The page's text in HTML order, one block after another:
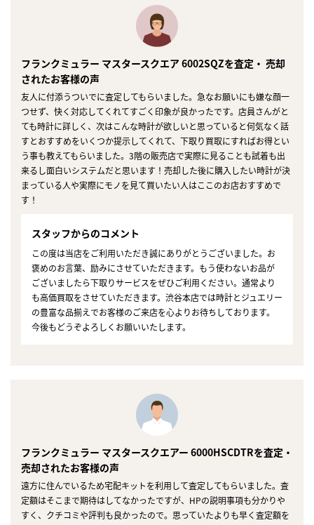
フランクミュラー マスタースクエア 6002SQZを査定・ 売却
されたお客様の声
友人に付添うついでに査定してもらいました。急なお願いにも嫌な顔一
つせず、快く対応してくれてすごく印象が良かったです。店員さんがと
ても時計に詳しく、次はこんな時計が欲しいと思っていると何気なく話
すとおすすめをいくつか提示してくれて、下取り買取にすればお得とい
う事も教えてもらいました。3階の販売店で実際に見ることも試着も出
来るし面白いシステムだと思います！売却した後に購入したい時計が決
まっている人や実際にモノを見て買いたい人はここのお店おすすめで
す！
スタッフからのコメント
この度は当店をご利用いただき誠にありがとうございました。お
褒めのお言葉、励みにさせていただきます。もう使わないお品が
ございましたら下取りサービスをぜひご利用ください。通常より
も高価買取をさせていただきます。渋谷本店では時計とジュエリー
の豊富な品揃えでお客様のご来店を心よりお待ちしております。
今後もどうぞよろしくお願いいたします。
フランクミュラー マスタースクエアー 6000HSCDTRを査定・
売却されたお客様の声
遠方に住んでいるため宅配キットを利用して査定してもらいました。査
定額はそこまで期待はしてなかったですが、HPの説明事項も分かりや
すく、クチコミや評判も良かったので。思っていたよりも早く査定額を